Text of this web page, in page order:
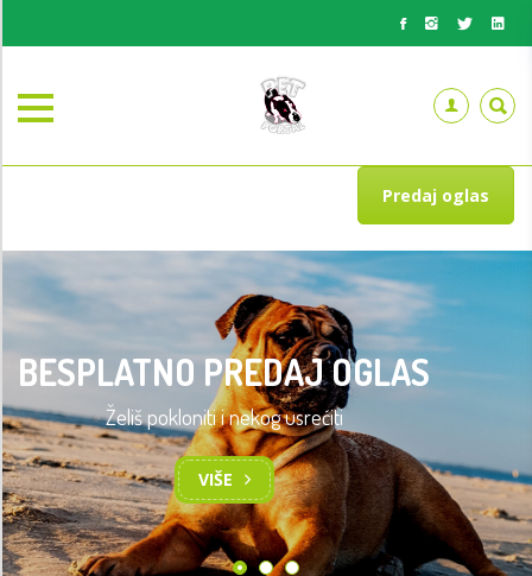
Predaj oglas
BESPLATNO PREDAJ OGLAS
Želiš pokloniti i nekog usrećiti
VIŠE
TRENING OSNOVA POSLUŠNOSTI
PASA
VIŠE